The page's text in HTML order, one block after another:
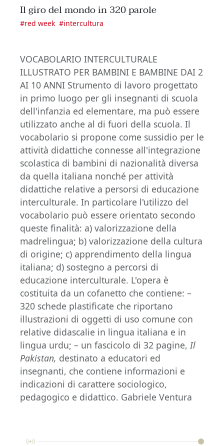
Il giro del mondo in 320 parole
#red week #intercultura
VOCABOLARIO INTERCULTURALE
ILLUSTRATO PER BAMBINI E BAMBINE DAI 2
AI 10 ANNI Strumento di lavoro progettato
in primo luogo per gli insegnanti di scuola
dell'infanzia ed elementare, ma può essere
utilizzato anche al di fuori della scuola. Il
vocabolario si propone come sussidio per le
attività didattiche connesse all'integrazione
scolastica di bambini di nazionalità diversa
da quella italiana nonché per attività
didattiche relative a persorsi di educazione
interculturale. In particolare l'utilizzo del
vocabolario può essere orientato secondo
queste finalità: a) valorizzazione della
madrelingua; b) valorizzazione della cultura
di origine; c) apprendimento della lingua
italiana; d) sostegno a percorsi di
educazione interculturale. L'opera è
costituita da un cofanetto che contiene: –
320 schede plastificate che riportano
illustrazioni di oggetti di uso comune con
relative didascalie in lingua italiana e in
lingua urdu; – un fascicolo di 32 pagine,Il
Pakistan, destinato a educatori ed
insegnanti, che contiene informazioni e
indicazioni di carattere sociologico,
pedagogico e didattico. Gabriele Ventura